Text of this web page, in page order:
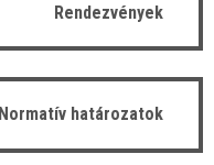
Rendezvények
Normatív határozatok